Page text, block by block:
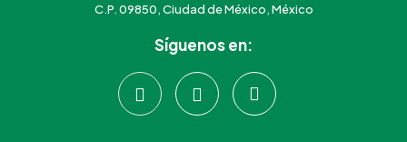
C.P. 09850, Ciudad de México, México
Síguenos en: